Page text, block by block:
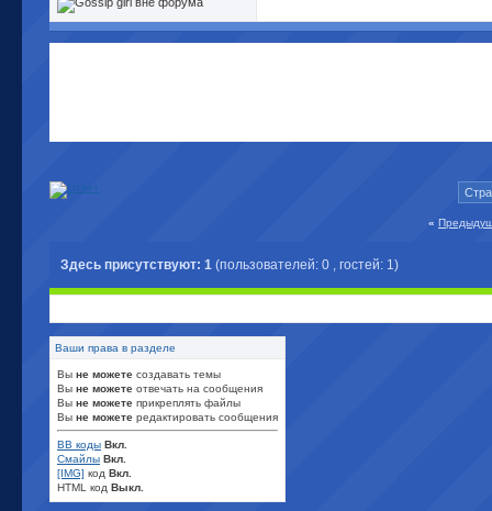
«
Здесь присутствуют: 1 (пользователей: 0 , гостей: 1)
Ваши права в разделе
Вы не можете создавать темы
Вы не можете отвечать на сообщения
Вы не можете прикреплять файлы
Вы не можете редактировать сообщения
BB коды Вкл.
Смайлы Вкл.
[IMG] код Вкл.
HTML код Выкл.